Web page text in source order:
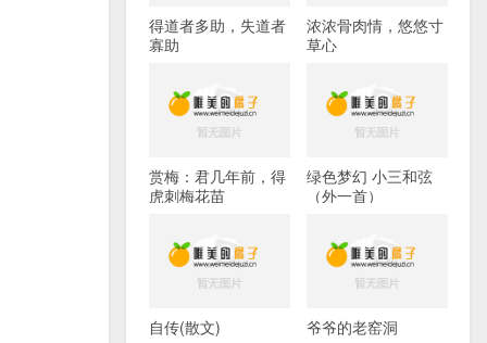
得道者多助，失道者
寡助
浓浓骨肉情，悠悠寸
草心
赏梅：君几年前，得
虎刺梅花苗
绿色梦幻 小三和弦
（外一首）
自传(散文) 爷爷的老窑洞